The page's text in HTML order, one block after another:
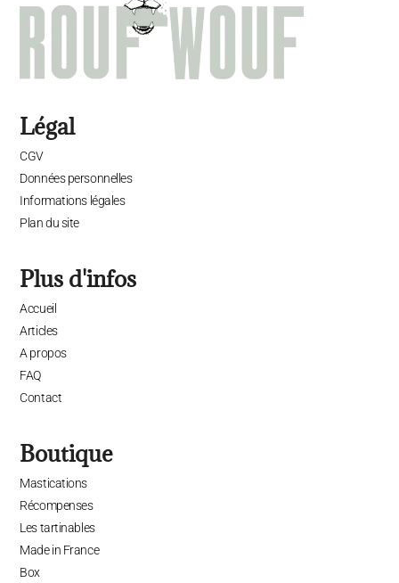
Légal
CGV
Données personnelles
Informations légales
Plan du site
Plus d'infos
Accueil
Articles
A propos
FAQ
Contact
Boutique
Mastications
Récompenses
Les tartinables
Made in France
Box